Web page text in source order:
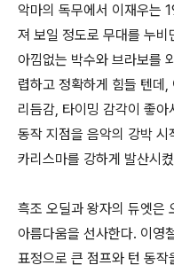
악마의 독무에서 이재우는
져 보일 정도로 무대를 누
아낌없는 박수와 브라보를
렵하고 정확하게 힘들 텐데
리듬감, 타이밍 감각이 좋
동작 지점을 음악의 강박 시
카리스마를 강하게 발산시
흑조 오딜과 왕자의 듀엣은
아름다움을 선사한다. 이영
표정으로 큰 점프와 턴 동